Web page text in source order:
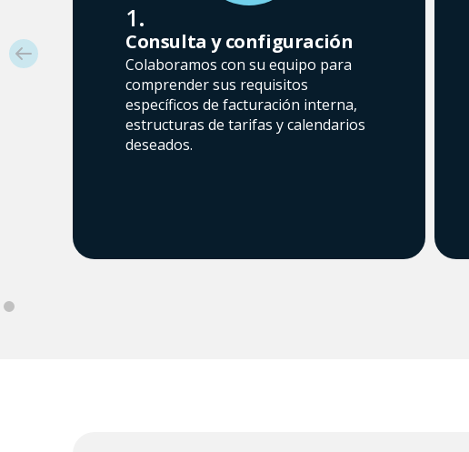
1.
Consulta y configuración
Colaboramos con su equipo para
comprender sus requisitos
específicos de facturación interna,
estructuras de tarifas y calendarios
deseados.